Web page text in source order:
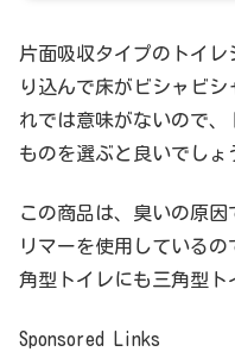
片面吸収タイプのトイ
り込んで床がビシャビ
れでは意味がないので
ものを選ぶと良いでしょ
この商品は、臭いの原
リマーを使用している
角型トイレにも三角型ト
Sponsored Links